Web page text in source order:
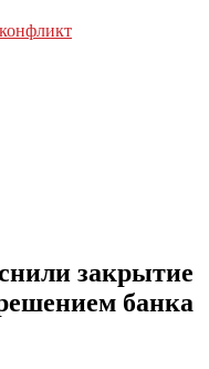
закрытие
банка